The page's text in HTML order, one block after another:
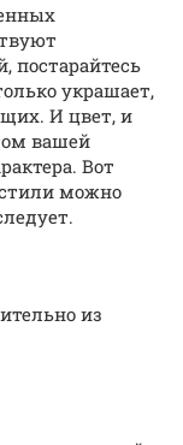
постарайтесь
украшает,
И цвет, и
вашей
Вот
стили можно
из